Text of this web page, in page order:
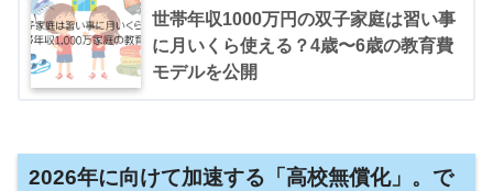
世帯年収1000万円の双子家庭は習い事
に月いくら使える？4歳〜6歳の教育費
モデルを公開
2026年に向けて加速する「高校無償化」。で